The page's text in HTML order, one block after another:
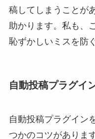
稿してしまうことが
助かります。私も、
恥ずかしいミスを防
自動投稿プラグイ
自動投稿プラグイン
つかのコツがありま